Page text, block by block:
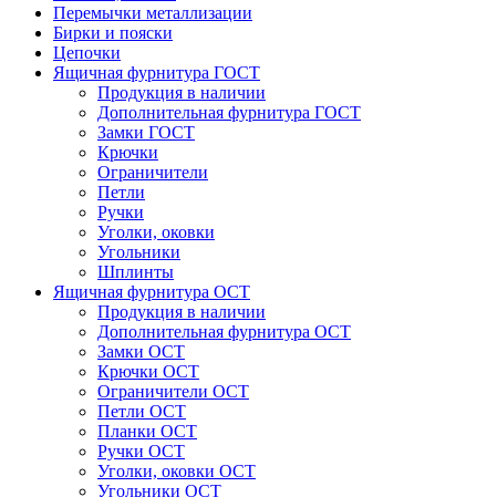
Перемычки металлизации
Бирки и пояски
Цепочки
Ящичная фурнитура ГОСТ
Продукция в наличии
Дополнительная фурнитура ГОСТ
Замки ГОСТ
Крючки
Ограничители
Петли
Ручки
Уголки, оковки
Угольники
Шплинты
Ящичная фурнитура ОСТ
Продукция в наличии
Дополнительная фурнитура ОСТ
Замки ОСТ
Крючки ОСТ
Ограничители ОСТ
Петли ОСТ
Планки ОСТ
Ручки ОСТ
Уголки, оковки ОСТ
Угольники ОСТ